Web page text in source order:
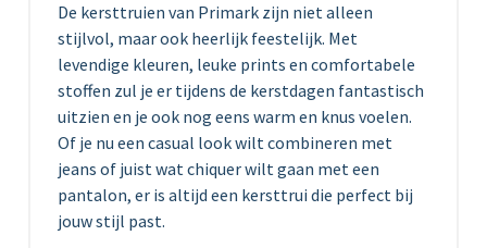
De kersttruien van Primark zijn niet alleen
stijlvol, maar ook heerlijk feestelijk. Met
levendige kleuren, leuke prints en comfortabele
stoffen zul je er tijdens de kerstdagen fantastisch
uitzien en je ook nog eens warm en knus voelen.
Of je nu een casual look wilt combineren met
jeans of juist wat chiquer wilt gaan met een
pantalon, er is altijd een kersttrui die perfect bij
jouw stijl past.